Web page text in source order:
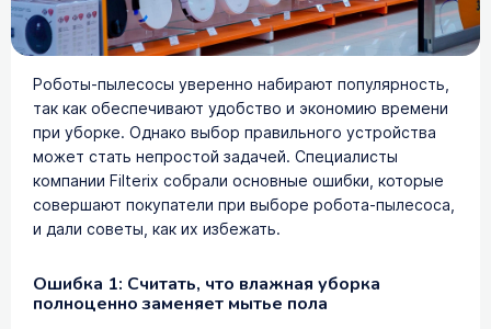
Роботы-пылесосы уверенно набирают популярность,
так как обеспечивают удобство и экономию времени
при уборке. Однако выбор правильного устройства
может стать непростой задачей. Специалисты
компании Filterix собрали основные ошибки, которые
совершают покупатели при выборе робота-пылесоса,
и дали советы, как их избежать.
Ошибка 1: Считать, что влажная уборка
полноценно заменяет мытье пола